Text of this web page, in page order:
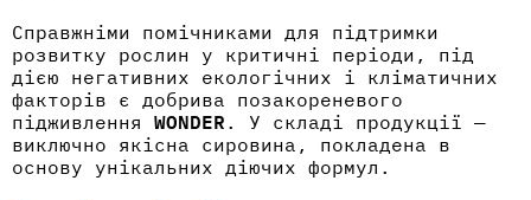
Справжніми помічниками для підтримки
розвитку рослин у критичні періоди, під
дією негативних екологічних і кліматичних
факторів є добрива позакореневого
підживлення WONDER . У складі продукції —
виключно якісна сировина, покладена в
основу унікальних діючих формул.